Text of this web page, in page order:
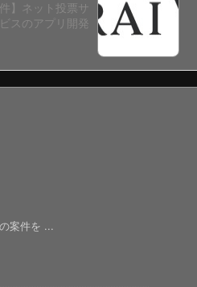
】ネット投票サ
スのアプリ開発
案件を ...